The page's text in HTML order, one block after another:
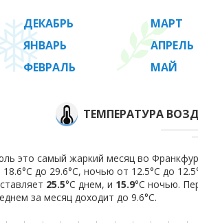
ДЕКАБРЬ
ЯНВАРЬ
ФЕВРАЛЬ
МАРТ
АПРЕЛЬ
МАЙ
ТЕМПЕРАТУРА
это самый жаркий месяц во
18.6°C до 29.6°C, ночью от 12.5°C до
25.5°C днем, и 15.9°C ночью.
за месяц доходит до 9.6°С.